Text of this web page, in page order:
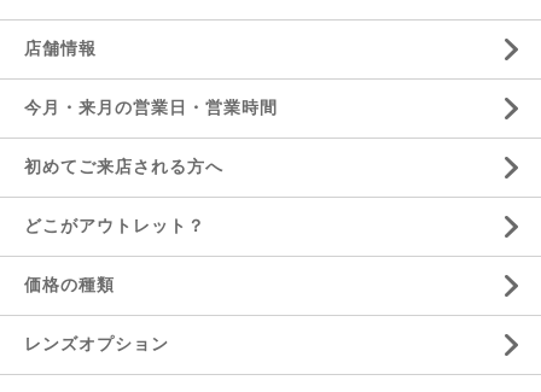
店舗情報
今月・来月の営業日・営業時間
初めてご来店される方へ
どこがアウトレット？
価格の種類
レンズオプション